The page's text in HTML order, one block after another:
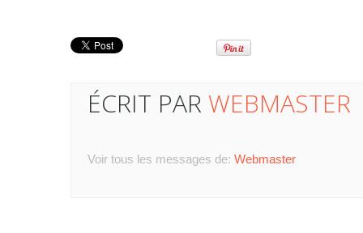
ÉCRIT PAR WEBMASTER
Voir tous les messages de: Webmaster